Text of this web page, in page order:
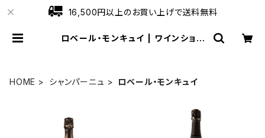
16,500円以上のお買い上げで送料無料
ロベール・モンキュイ | ワインショッ
HOME シャンパーニュ ロベール・モンキュイ